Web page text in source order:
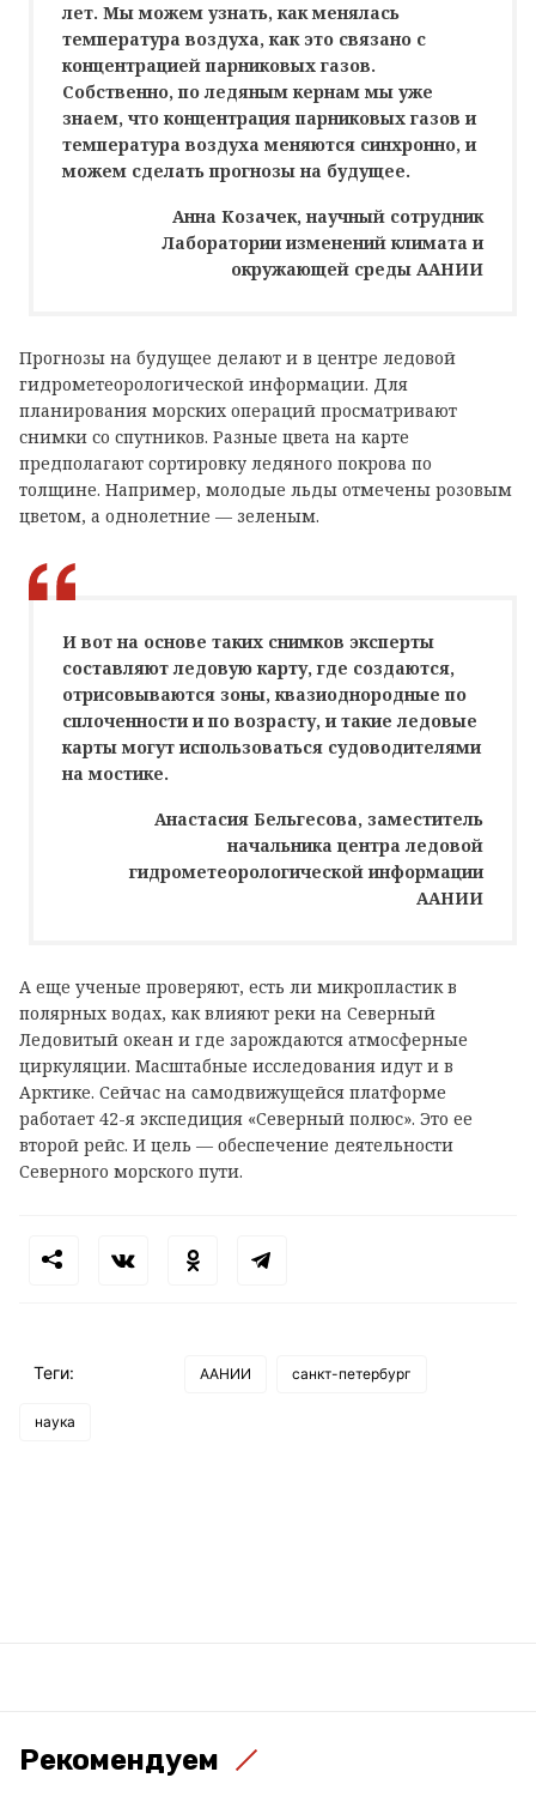
лет. Мы можем узнать, как менялась
температура воздуха, как это связано с
концентрацией парниковых газов.
Собственно, по ледяным кернам мы уже
знаем, что концентрация парниковых газов и
температура воздуха меняются синхронно, и
можем сделать прогнозы на будущее.
Анна Козачек, научный сотрудник
Лаборатории изменений климата и
окружающей среды ААНИИ
Прогнозы на будущее делают и в центре ледовой
гидрометеорологической информации. Для
планирования морских операций просматривают
снимки со спутников. Разные цвета на карте
предполагают сортировку ледяного покрова по
толщине. Например, молодые льды отмечены розовым
цветом, а однолетние — зеленым.
И вот на основе таких снимков эксперты
составляют ледовую карту, где создаются,
отрисовываются зоны, квазиоднородные по
сплоченности и по возрасту, и такие ледовые
карты могут использоваться судоводителями
на мостике.
Анастасия Бельгесова, заместитель
начальника центра ледовой
гидрометеорологической информации
ААНИИ
А еще ученые проверяют, есть ли микропластик в
полярных водах, как влияют реки на Северный
Ледовитый океан и где зарождаются атмосферные
циркуляции. Масштабные исследования идут и в
Арктике. Сейчас на самодвижущейся платформе
работает 42-я экспедиция «Северный полюс». Это ее
второй рейс. И цель — обеспечение деятельности
Северного морского пути.
Теги: ААНИИ санкт-петербург
наука
Рекомендуем